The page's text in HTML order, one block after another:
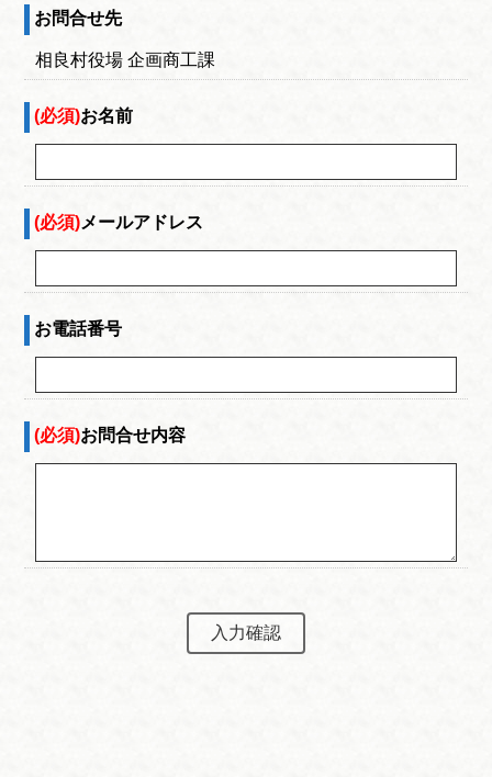
お問合せ先
相良村役場 企画商工課
(必須)お名前
(必須)メールアドレス
お電話番号
(必須)お問合せ内容